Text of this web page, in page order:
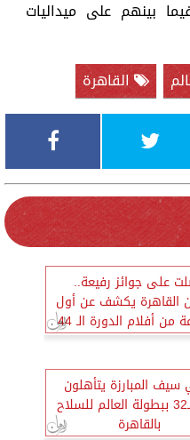
بينهم على ميداليات
القاهرة
على جوائز رفيعة..
القاهرة يكشف عن أول
من أفلام الدورة الـ 44
سيف المبارزة يتأهلون
لدور الـ32 ببطولة العالم للسلاح
بالقاهرة